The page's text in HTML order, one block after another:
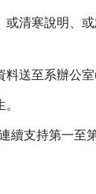
或清寒說明、或
料送至系辦公室
續支持第一至